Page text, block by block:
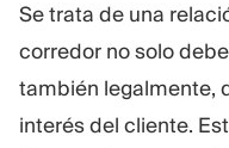
Se trata de una
corredor no solo
también legalmente,
interés del cliente.